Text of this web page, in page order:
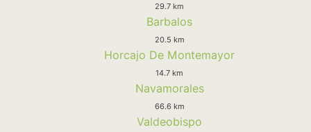
29.7 km
Barbalos
20.5 km
Horcajo De Montemayor
14.7 km
Navamorales
66.6 km
Valdeobispo